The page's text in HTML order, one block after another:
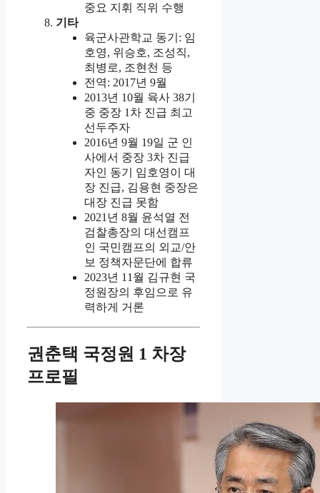
중요 지휘 직위 수행
기타
육군사관학교 동기: 임
호영, 위승호, 조성직,
최병로, 조현천 등
전역: 2017년 9월
2013년 10월 육사 38기
중 중장 1차 진급 최고
선두주자
2016년 9월 19일 군 인
사에서 중장 3차 진급
자인 동기 임호영이 대
장 진급, 김용현 중장은
대장 진급 못함
2021년 8월 윤석열 전
검찰총장의 대선캠프
인 국민캠프의 외교/안
보 정책자문단에 합류
2023년 11월 김규현 국
정원장의 후임으로 유
력하게 거론
권춘택 국정원 1 차장
프로필